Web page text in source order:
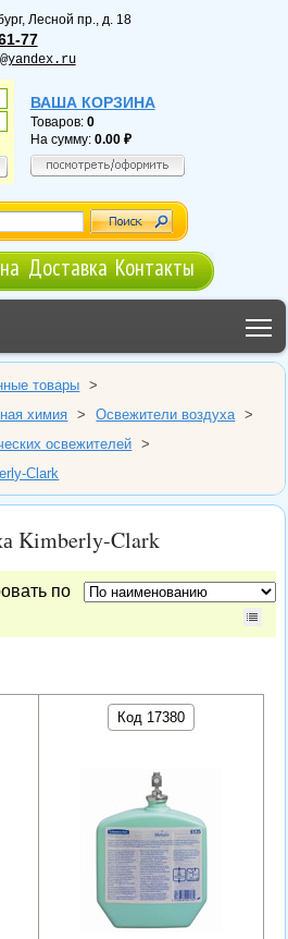
, Лесной пр., д. 18
77
ВАША КОРЗИНА
Товаров: 0
На сумму: 0.00
Доставка Контакты
товары
>
химия
> Освежители воздуха
>
освежителей
>
Clark
Kimberly-Clark
по
Код 17380